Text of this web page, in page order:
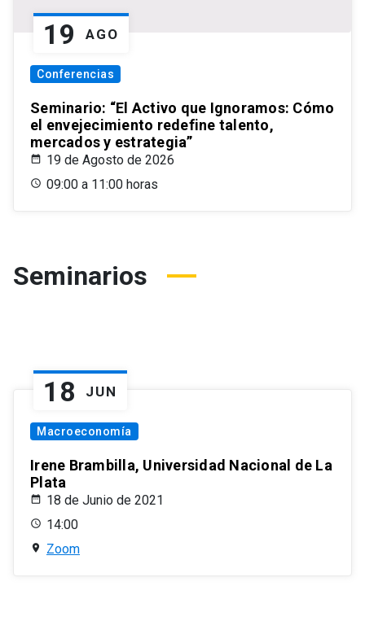
19 AGO
Conferencias
Seminario: “El Activo que Ignoramos: Cómo
el envejecimiento redefine talento,
mercados y estrategia”
19 de Agosto de 2026
09:00 a 11:00 horas
Seminarios
18 JUN
Macroeconomía
Irene Brambilla, Universidad Nacional de La
Plata
18 de Junio de 2021
14:00
Zoom